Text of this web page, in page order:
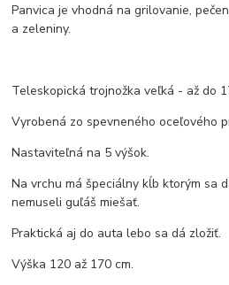
Panvica je vhodná na grilovanie,
a zeleniny.
Teleskopická trojnožka veľká - až do
Vyrobená zo spevneného oceľového
Nastaviteľná na 5 výšok.
Na vrchu má špeciálny kĺb ktorým sa
nemuseli guľáš miešať.
Praktická aj do auta lebo sa dá zložiť.
Výška 120 až 170 cm.